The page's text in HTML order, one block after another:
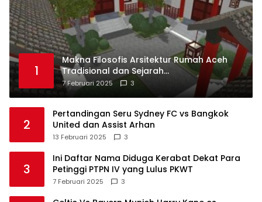
1
Makna Filosofis Arsitektur Rumah Aceh
Tradisional dan Sejarah
Perkembangannya
7 Februari 2025 3
2
Pertandingan Seru Sydney FC vs Bangkok
United dan Assist Arhan
13 Februari 2025 3
3
Ini Daftar Nama Diduga Kerabat Dekat Para
Petinggi PTPN IV yang Lulus PKWT
7 Februari 2025 3